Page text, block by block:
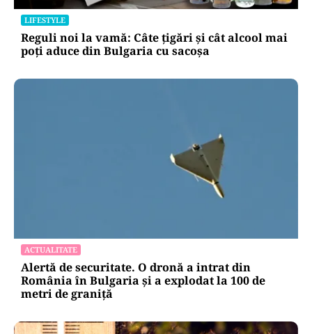
LIFESTYLE
Reguli noi la vamă: Câte țigări și cât alcool mai
poți aduce din Bulgaria cu sacoșa
ACTUALITATE
Alertă de securitate. O dronă a intrat din
România în Bulgaria şi a explodat la 100 de
metri de graniţă